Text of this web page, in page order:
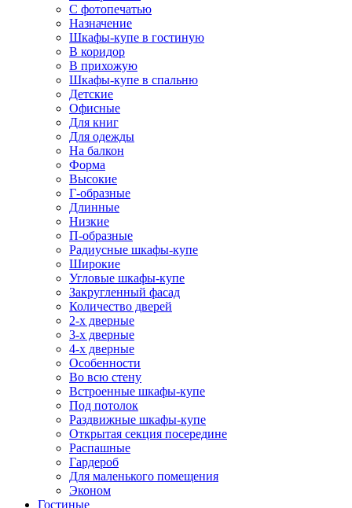
С фотопечатью
Назначение
Шкафы-купе в гостиную
В коридор
В прихожую
Шкафы-купе в спальню
Детские
Офисные
Для книг
Для одежды
На балкон
Форма
Высокие
Г-образные
Длинные
Низкие
П-образные
Радиусные шкафы-купе
Широкие
Угловые шкафы-купе
Закругленный фасад
Количество дверей
2-х дверные
3-х дверные
4-х дверные
Особенности
Во всю стену
Встроенные шкафы-купе
Под потолок
Раздвижные шкафы-купе
Открытая секция посередине
Распашные
Гардероб
Для маленького помещения
Эконом
Гостиные